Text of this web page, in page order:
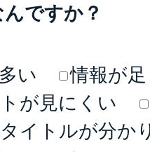
ですか？
い
情報が
が見にくい
タイトルが分か